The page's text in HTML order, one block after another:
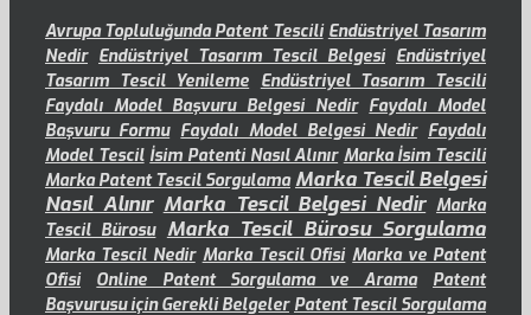
Avrupa Topluluğunda Patent Tescili Endüstriyel Tasarım
Nedir Endüstriyel Tasarım Tescil Belgesi Endüstriyel
Tasarım Tescil Yenileme Endüstriyel Tasarım Tescili
Faydalı Model Başvuru Belgesi Nedir Faydalı Model
Başvuru Formu Faydalı Model Belgesi Nedir Faydalı
Model Tescil İsim Patenti Nasıl Alınır Marka İsim Tescili
Marka Patent Tescil Sorgulama Marka Tescil Belgesi
Nasıl Alınır Marka Tescil Belgesi Nedir Marka
Tescil Bürosu Marka Tescil Bürosu Sorgulama
Marka Tescil Nedir Marka Tescil Ofisi Marka ve Patent
Ofisi
Online Patent Sorgulama ve Arama
Patent
Başvurusu için Gerekli Belgeler Patent Tescil Sorgulama